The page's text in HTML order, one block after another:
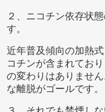
２、ニコチン依存状
す。
近年普及傾向の加熱
コチンが含まれてお
の変わりはありませ
な離脱がゴールです。